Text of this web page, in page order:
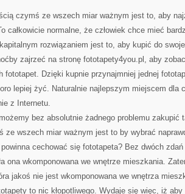
czymś ze wszech miar ważnym jest to, aby
całkowicie normalne, że człowiek chce mieć
kapitalnym rozwiązaniem jest to, aby kupić do
zajrzeć na stronę fototapety4you.pl, aby
fototapet. Dzięki kupnie przynajmniej jednej
lepiej żyć. Naturalnie najlepszym miejscem dla
z Internetu.
bez absolutnie żadnego problemu zakupić
ze wszech miar ważnym jest to by wybrać
cechować się fototapeta? Bez dwóch
ona wkomponowana we wnętrze mieszkania.
jakoś nie jest wkomponowana we wnętrza
to nic kłopotliwego. Wydaje się więc, iż